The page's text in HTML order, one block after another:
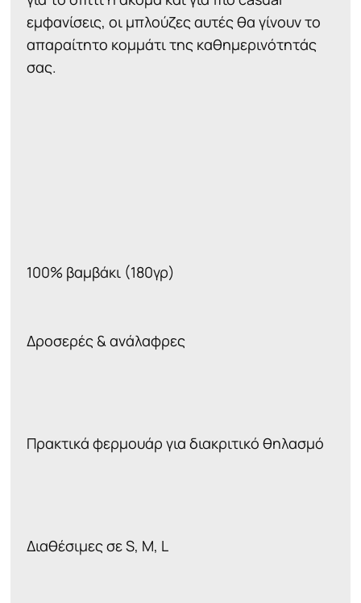
εμφανίσεις, οι μπλούζες αυτές θα γίνουν το
απαραίτητο κομμάτι της καθημερινότητάς
σας.
100% βαμβάκι (180γρ)
Δροσερές & ανάλαφρες
Πρακτικά φερμουάρ για διακριτικό θηλασμό
Διαθέσιμες σε S, M, L